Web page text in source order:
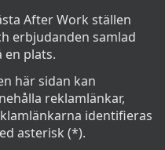
After Work ställen
erbjudanden samlad
en plats.
här sidan kan
reklamlänkar,
identifieras
asterisk (*).